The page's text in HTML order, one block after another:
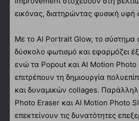
εικόνας, διατηρώντας φυσική υφή
Με το AI Portrait Glow, το σύστημα
δύσκολο φωτισμό και εφαρμόζει
ενώ τα Popout και AI Motion
επιτρέπουν τη δημιουργία
και δυναμικών collages.
Photo Eraser και AI Motion Photo
επεκτείνουν τις δυνατότητες